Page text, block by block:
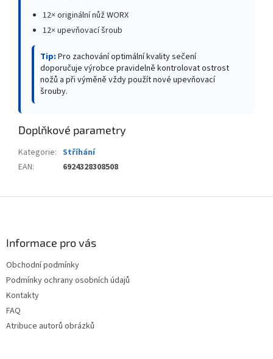
12× originální nůž WORX
12× upevňovací šroub
Tip: Pro zachování optimální kvality sečení
doporučuje výrobce pravidelně kontrolovat ostrost
nožů a při výměně vždy použít nové upevňovací
šrouby.
Doplňkové parametry
Kategorie: Stříhání
EAN: 6924328308508
Informace pro vás
Obchodní podmínky
Podmínky ochrany osobních údajů
Kontakty
FAQ
Atribuce autorů obrázků